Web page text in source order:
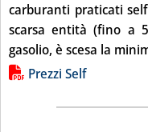
carburanti praticati
scarsa entità (fino a
gasolio, è scesa la
Lista allegati PDF
Prezzi Self